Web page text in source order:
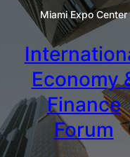
Miami Expo Center
Economy
Finance
Forum